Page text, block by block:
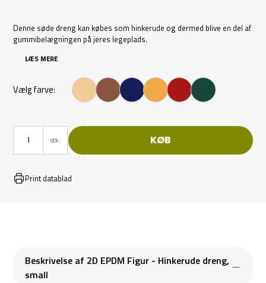
Denne søde dreng kan købes som hinkerude og dermed blive en del af
gummibelægningen på jeres legeplads.
LÆS MERE
Vælg farve:
stk. KØB
Print datablad
Beskrivelse af 2D EPDM Figur - Hinkerude dreng,
small